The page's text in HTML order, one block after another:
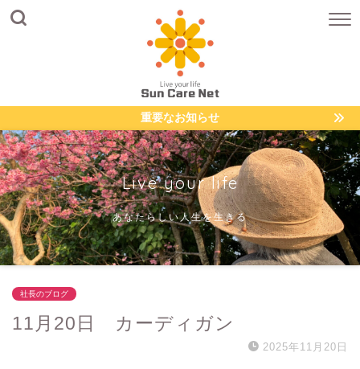
重要なお知らせ
Live your life
あなたらしい人生を生きる
社長のブログ
11月20日 カーディガン
2025年11月20日